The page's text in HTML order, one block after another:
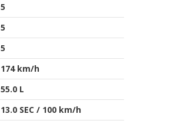
5
5
5
174 km/h
55.0 L
13.0 SEC / 100 km/h